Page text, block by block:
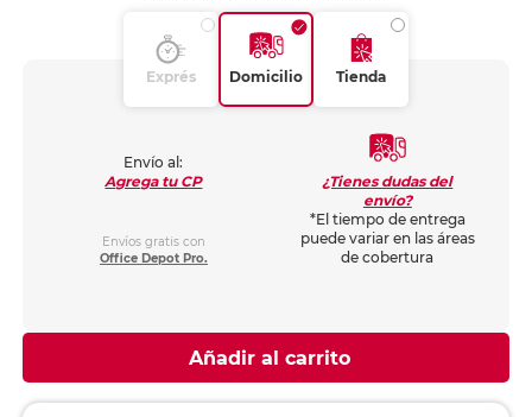
Exprés Domicilio Tienda
Envío al:
Agrega tu CP
Envíos gratis con
Office Depot Pro.
¿Tienes dudas del
envío?
*El tiempo de entrega
puede variar en las áreas
de cobertura
Añadir al carrito